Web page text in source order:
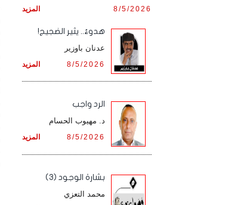
المزيد 8/5/2026
هدوءٌ.. يثير الضجيج!
عدنان باوزير
المزيد 8/5/2026
الرد واجب
د. مهيوب الحسام
المزيد 8/5/2026
بشارة الوجود (3)
محمد التعزي